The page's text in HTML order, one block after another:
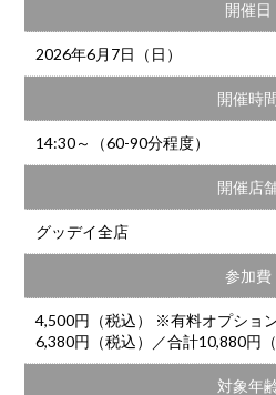
開催日
2026年6月7日（日）
開催時
14:30～（60-90分程度）
開催店
グッデイ全店
参加費
4,500円（税込） ※有料オプショ
6,380円（税込）／合計10,880円（
対象年